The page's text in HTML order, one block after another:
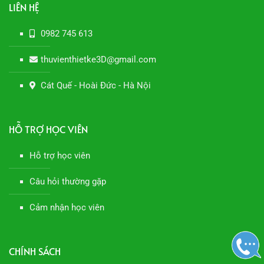
LIÊN HỆ
0982 745 613
thuvienthietke3D@gmail.com
Cát Quế - Hoài Đức - Hà Nội
HỖ TRỢ HỌC VIÊN
Hỗ trợ học viên
Câu hỏi thường gặp
Cảm nhận học viên
CHÍNH SÁCH